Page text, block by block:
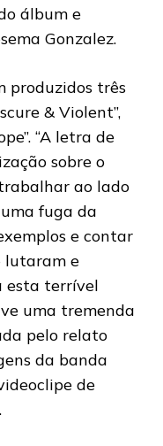
álbum e
Gonzalez.
produzidos três
& Violent”,
“A letra de
sobre o
ao lado
fuga da
e contar
lutaram e
esta terrível
uma tremenda
pelo relato
da banda
de